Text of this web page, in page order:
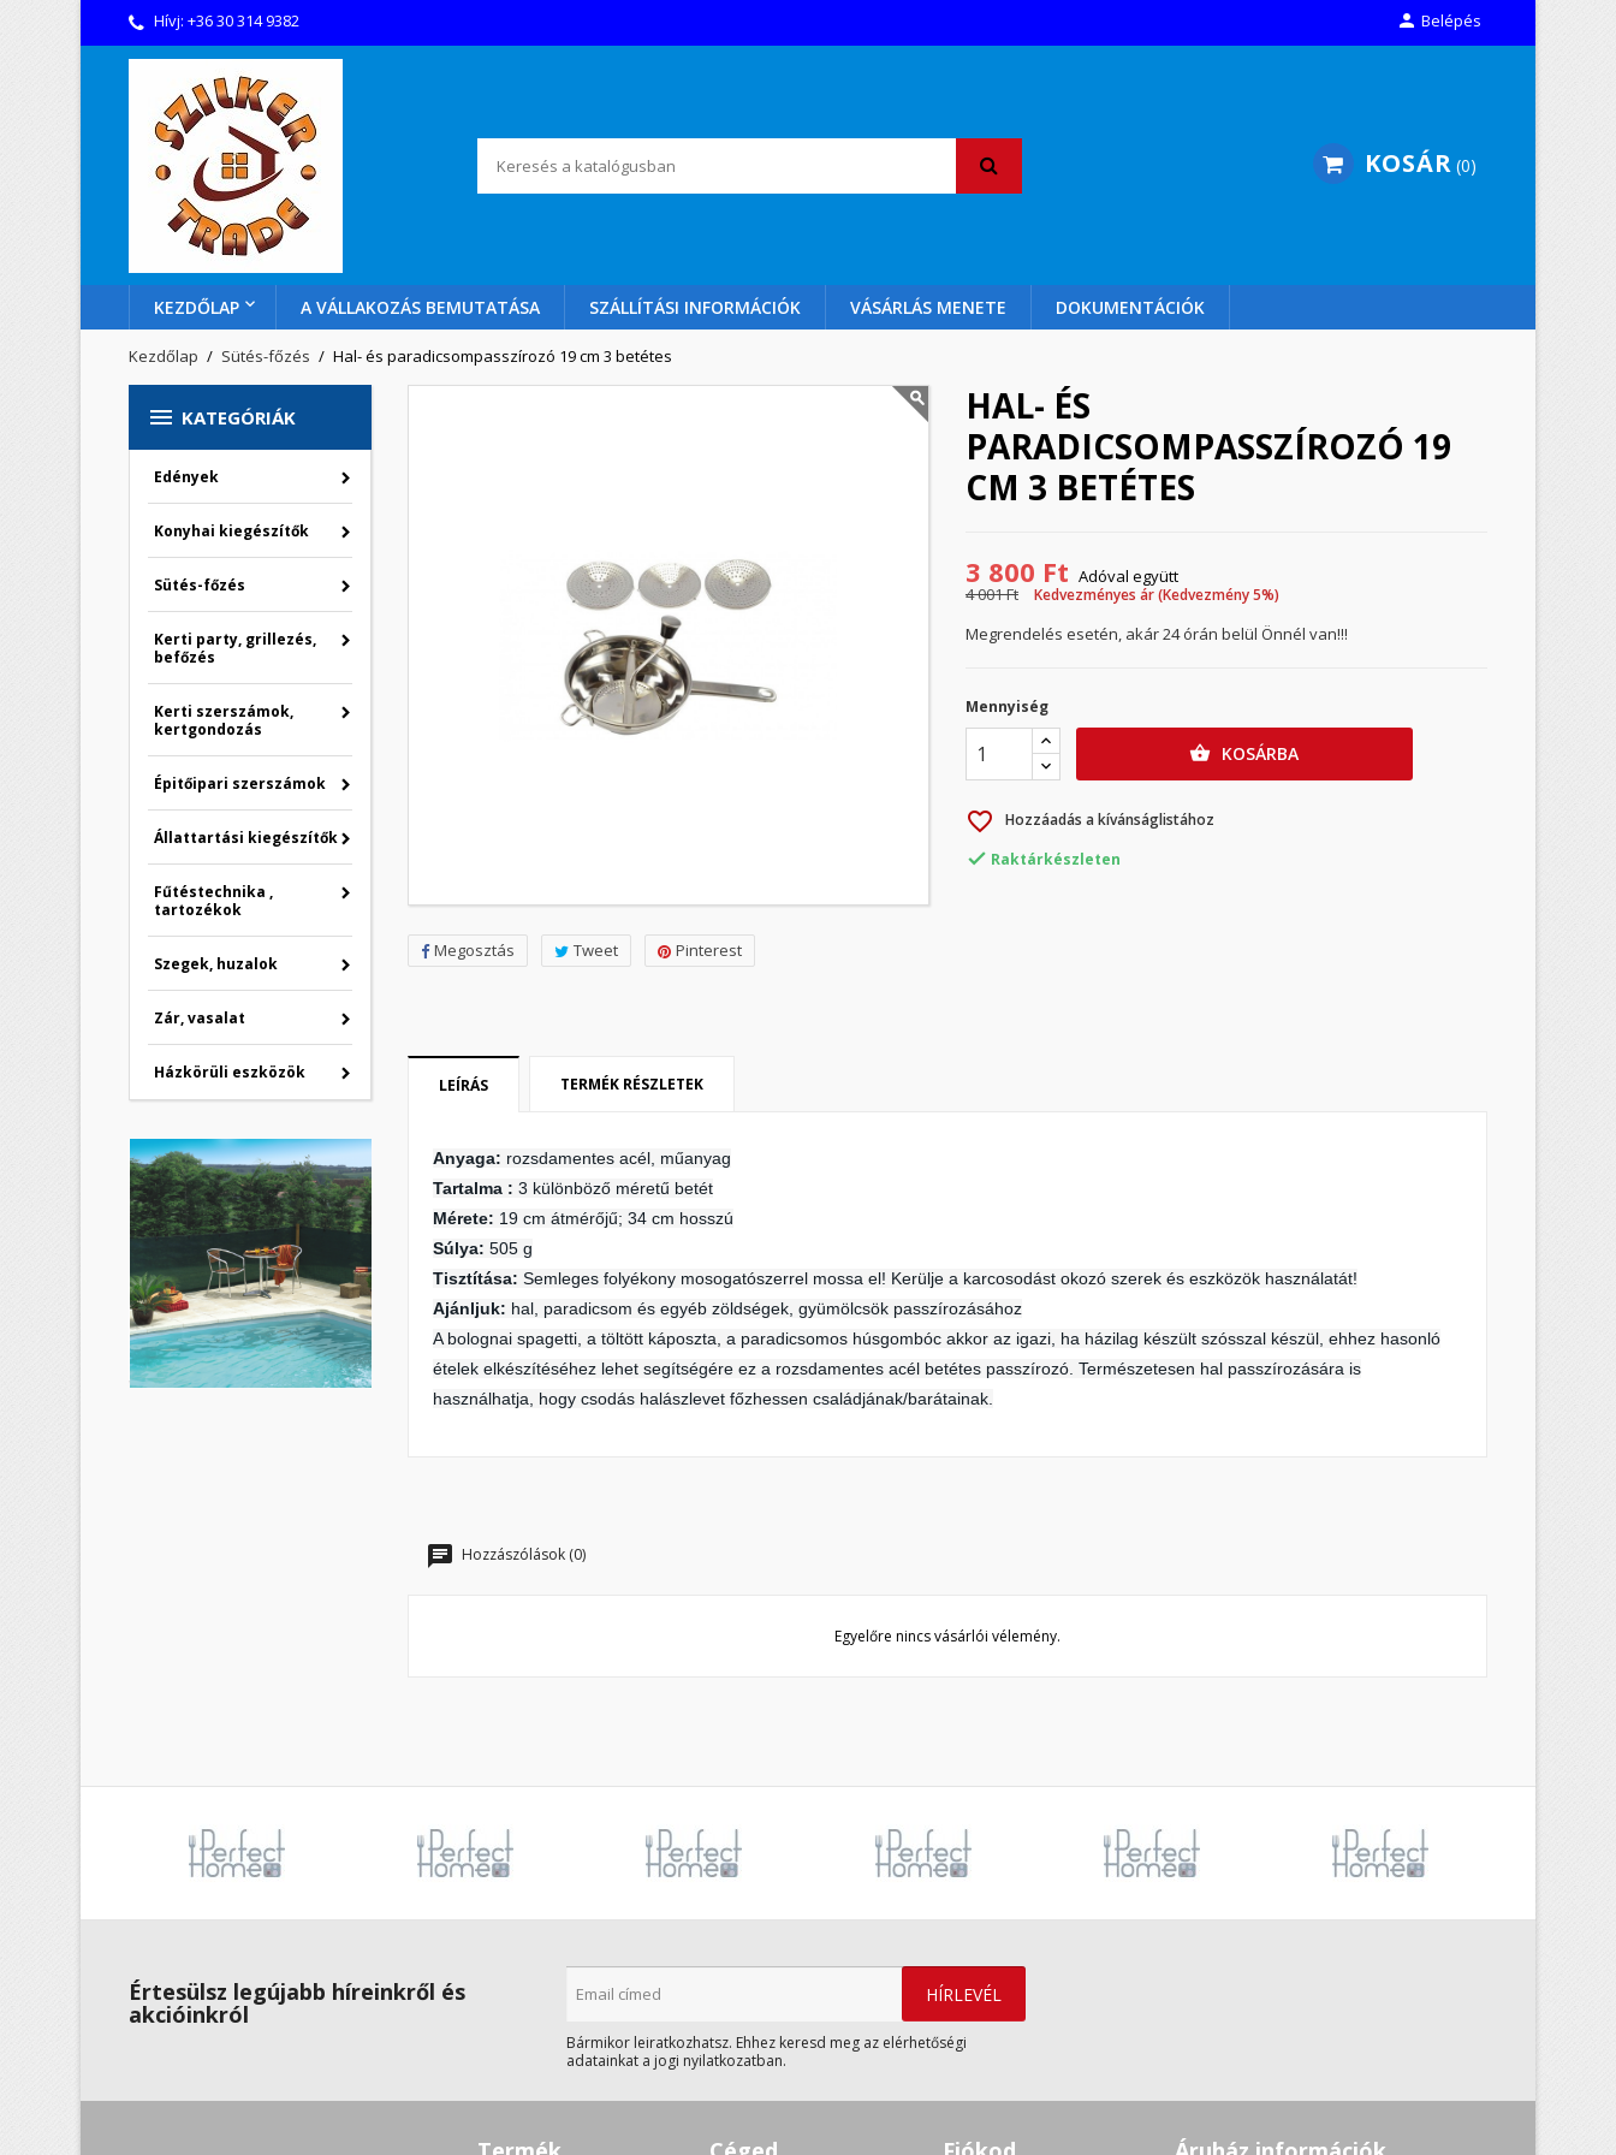
Hívj:+36 30 314 9382  Belépés
KOSÁR 0
KEZDŐLAP A VÁLLAKOZÁS BEMUTATÁSA SZÁLLÍTÁSI INFORMÁCIÓK VÁSÁRLÁS MENETE DOKUMENTÁCIÓK
Kezdőlap Sütés-főzés Hal- és paradicsompasszírozó 19 cm 3 betétes
 KATEGÓRIÁK
Edények
Konyhai kiegészítők
Sütés-főzés
Kerti party, grillezés,
befőzés
Kerti szerszámok,
kertgondozás
Épitőipari szerszámok
Állattartási kiegészítők
Fűtéstechnika ,
tartozékok
Szegek, huzalok
Zár, vasalat
Házkörüli eszközök
Megosztás Tweet Pinterest
HAL- ÉS
PARADICSOMPASSZÍROZÓ 19
CM 3 BETÉTES
3 800 Ft Adóval együtt
4 001 Ft
Kedvezményes ár (Kedvezmény 5%)
Megrendelés esetén, akár 24 órán belül Önnél van!!!
Mennyiség
 KOSÁRBA
favorite_border Hozzáadás a kívánságlistához
 Raktárkészleten
LEÍRÁS TERMÉK RÉSZLETEK
Anyaga: rozsdamentes acél, műanyag
Tartalma :3 különböző méretű betét
Mérete: 19 cm átmérőjű; 34 cm hosszú
Súlya:505 g
Tisztítása: Semleges folyékony mosogatószerrel mossa el! Kerülje a karcosodást okozó szerek és eszközök használatát!
Ajánljuk: hal, paradicsom és egyéb zöldségek, gyümölcsök passzírozásához
A bolognai spagetti, a töltött káposzta, a paradicsomos húsgombóc akkor az igazi, ha házilag készült szósszal készül, ehhez hasonló
ételek elkészítéséhez lehet segítségére ez a rozsdamentes acél betétes passzírozó. Természetesen hal passzírozására is
használhatja, hogy csodás halászlevet főzhessen családjának/barátainak.
Hozzászólások (0)
Egyelőre nincs vásárlói vélemény.
Értesülsz legújabb híreinkről és
akcióinkról
Bármikor leiratkozhatsz. Ehhez keresd meg az elérhetőségi
adatainkat a jogi nyilatkozatban.
My wishlists
add_circle_outline Create new list
Kívánságlista létrehozása
Kívánságlista neve
Kívánságlista létrehozása
Bejelentkezés
Be kell jelentkezned a termékek kívánságlistába történő mentéséhez.
Mégsem Bejelentkezés